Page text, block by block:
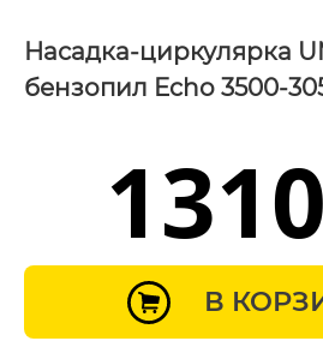
Насадка-циркулярка
бензопил Echo 3500-
1310
В